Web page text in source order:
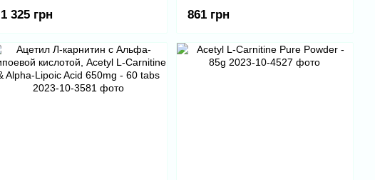
1 325 грн
473ml Citrus
861 грн